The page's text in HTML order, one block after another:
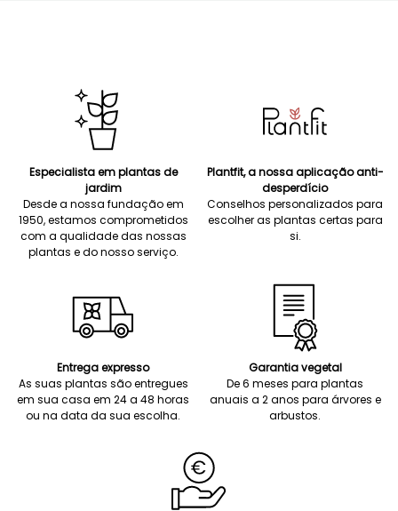
Especialista em plantas de
jardim
Desde a nossa fundação em
1950, estamos comprometidos
com a qualidade das nossas
plantas e do nosso serviço.
Plantfit, a nossa aplicação anti-
desperdício
Conselhos personalizados para
escolher as plantas certas para
si.
Entrega expresso
As suas plantas são entregues
em sua casa em 24 a 48 horas
ou na data da sua escolha.
Garantia vegetal
De 6 meses para plantas
anuais a 2 anos para árvores e
arbustos.